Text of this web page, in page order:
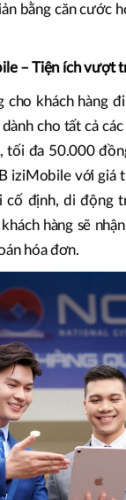
bằng căn cước
– Tiện ích vượt
cho khách hàng
cho tất cả
tối đa 50.000
iziMobile với giá
định, di động
hàng sẽ
hóa đơn.